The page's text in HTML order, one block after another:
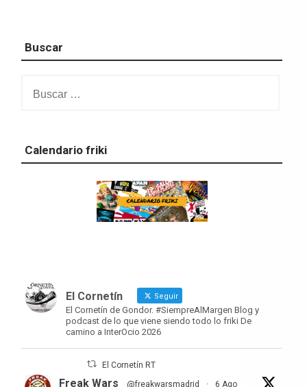
Buscar
Calendario friki
El Cornetín Seguir
El Cornetín de Gondor. #SiempreAlMargen Blog y
podcast de lo que viene siendo todo lo friki De
camino a InterOcio 2026
El Cornetín RT
Freak Wars @freakwarsmadrid · 6 Ago